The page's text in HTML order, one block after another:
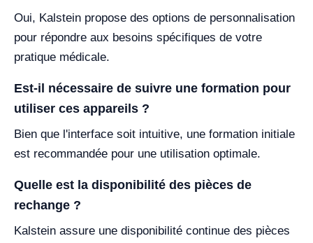
Oui, Kalstein propose des options de personnalisation
pour répondre aux besoins spécifiques de votre
pratique médicale.
Est-il nécessaire de suivre une formation pour
utiliser ces appareils ?
Bien que l'interface soit intuitive, une formation initiale
est recommandée pour une utilisation optimale.
Quelle est la disponibilité des pièces de
rechange ?
Kalstein assure une disponibilité continue des pièces